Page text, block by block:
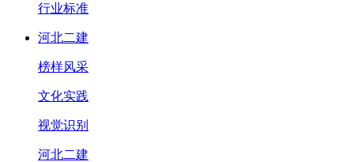
行业标准
河北二建
榜样风采
文化实践
视觉识别
河北二建